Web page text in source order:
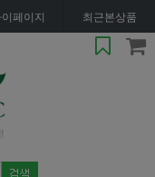
페이지 최근본상품